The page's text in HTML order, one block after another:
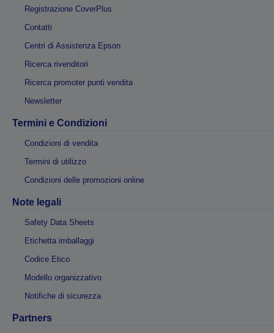
Registrazione CoverPlus
Contatti
Centri di Assistenza Epson
Ricerca rivenditori
Ricerca promoter punti vendita
Newsletter
Termini e Condizioni
Condizioni di vendita
Termini di utilizzo
Condizioni delle promozioni online
Note legali
Safety Data Sheets
Etichetta imballaggi
Codice Etico
Modello organizzativo
Notifiche di sicurezza
Partners